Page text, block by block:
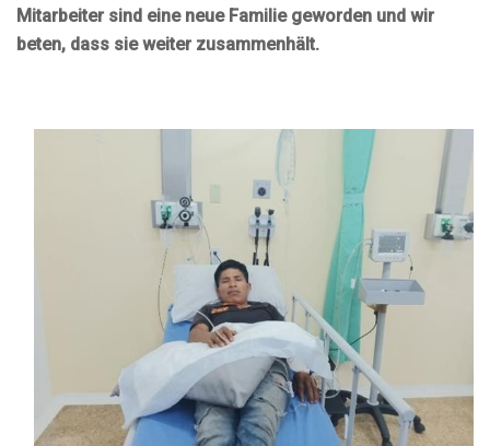
Mitarbeiter sind eine neue Familie geworden und wir
beten, dass sie weiter zusammenhält.